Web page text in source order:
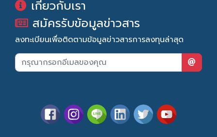
เกี่ยวกับเรา
สมัครรับข้อมูลข่าวสาร
ลงทะเบียนเพื่อติดตามข้อมูลข่าวสารการลงทุนล่าสุด